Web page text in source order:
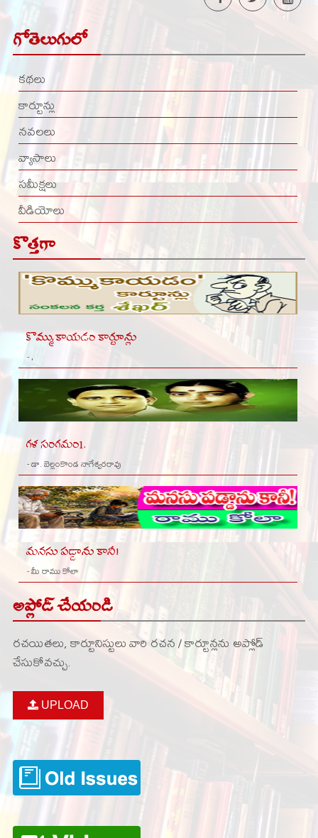
గోతెలుగులో
కథలు
కార్టూన్లు
నవలలు
వ్యాసాలు
సమీక్షలు
వీడియోలు
కొత్తగా
కొమ్ముకాయడం కార్టూన్లు
- ,
గళ సంగమం1.
- డా. బెల్లంకొండ నాగేశ్వరరావు
మనసు పడ్డాను కానీ!
- మీ రాము కోలా
అప్లోడ్ చేయండి
రచయితలు, కార్టూనిస్టులు వారి రచన / కార్టూన్లను అప్లోడ్
చేసుకోవచ్చు.
UPLOAD